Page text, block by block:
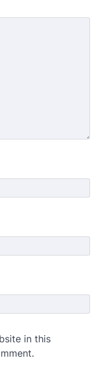
in this